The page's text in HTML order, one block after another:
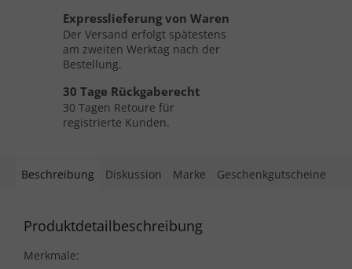
Expresslieferung von Waren
Der Versand erfolgt spätestens
am zweiten Werktag nach der
Bestellung.
30 Tage Rückgaberecht
30 Tagen Retoure für
registrierte Kunden.
Beschreibung Diskussion Marke Geschenkgutscheine
Produktdetailbeschreibung
Merkmale: